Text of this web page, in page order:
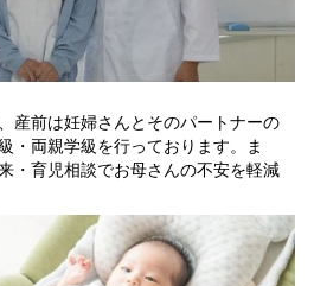
産前は妊婦さんとそのパートナーの
・両親学級を行っております。ま
・育児相談でお母さんの不安を軽減